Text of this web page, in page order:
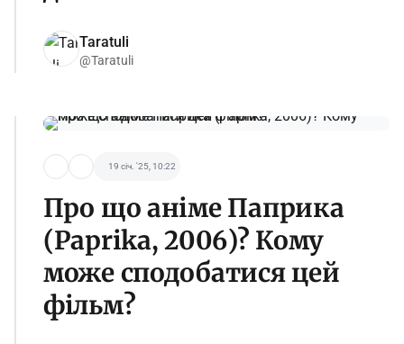
Taratuli
@Taratuli
19 січ. '25, 10:22
Про що аніме Паприка
(Paprika, 2006)? Кому
може сподобатися цей
фільм?